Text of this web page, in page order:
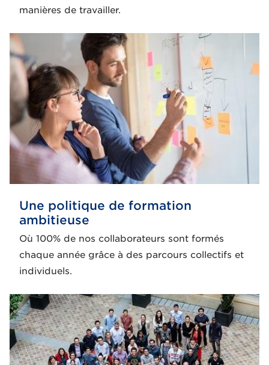
manières de travailler.
Une politique de formation
ambitieuse
Où 100% de nos collaborateurs sont formés
chaque année grâce à des parcours collectifs et
individuels.